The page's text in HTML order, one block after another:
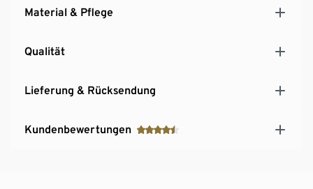
Material & Pflege
Qualität
Lieferung & Rücksendung
Kundenbewertungen